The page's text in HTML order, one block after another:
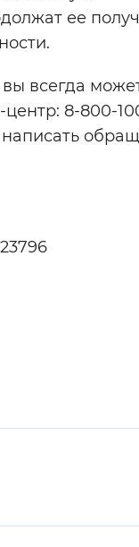
ее
вы всегда
центр: 8-800-
написать